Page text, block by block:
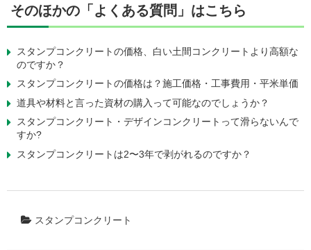
そのほかの「よくある質問」はこちら
スタンプコンクリートの価格、白い土間コンクリートより高額な
のですか？
スタンプコンクリートの価格は？施工価格・工事費用・平米単価
道具や材料と言った資材の購入って可能なのでしょうか？
スタンプコンクリート・デザインコンクリートって滑らないんで
すか?
スタンプコンクリートは2〜3年で剥がれるのですか？
スタンプコンクリート